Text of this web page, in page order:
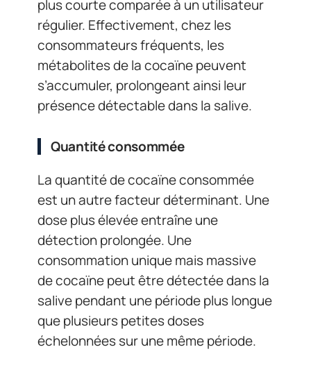
plus courte comparée à un utilisateur
régulier. Effectivement, chez les
consommateurs fréquents, les
métabolites de la cocaïne peuvent
s’accumuler, prolongeant ainsi leur
présence détectable dans la salive.
Quantité consommée
La quantité de cocaïne consommée
est un autre facteur déterminant. Une
dose plus élevée entraîne une
détection prolongée. Une
consommation unique mais massive
de cocaïne peut être détectée dans la
salive pendant une période plus longue
que plusieurs petites doses
échelonnées sur une même période.